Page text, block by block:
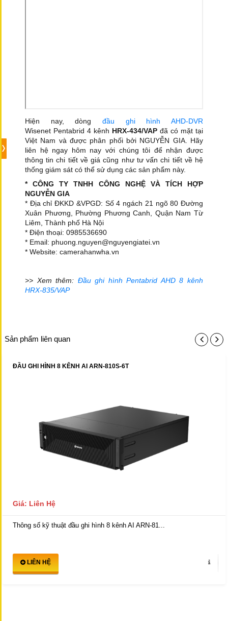
Hiện nay, dòng đầu ghi hình AHD-DVR
Wisenet Pentabrid 4 kênh HRX-434/VAP đã có mặt tại
Việt Nam và được phân phối bởi NGUYỄN GIA. Hãy
liên hệ ngay hôm nay với chúng tôi để nhận được
thông tin chi tiết về giá cũng như tư vấn chi tiết về hệ
thống giám sát có thể sử dụng các sản phẩm này.
* CÔNG TY TNHH CÔNG NGHỆ VÀ TÍCH HỢP
NGUYỄN GIA
* Địa chỉ ĐKKD &VPGD: Số 4 ngách 21 ngõ 80 Đường
Xuân Phương, Phường Phương Canh, Quận Nam Từ
Liêm, Thành phố Hà Nội
* Điện thoại: 0985536690
* Email: phuong.nguyen@nguyengiatei.vn
* Website: camerahanwha.vn
>> Xem thêm: Đầu ghi hình Pentabrid AHD 8 kênh
HRX-835/VAP
Sản phẩm liên quan
ĐẦU GHI HÌNH 8 KÊNH AI ARN-810S-6T
Giá: Liên Hệ
Thông số kỹ thuật đầu ghi hình 8 kênh AI ARN-81...
LIÊN HỆ